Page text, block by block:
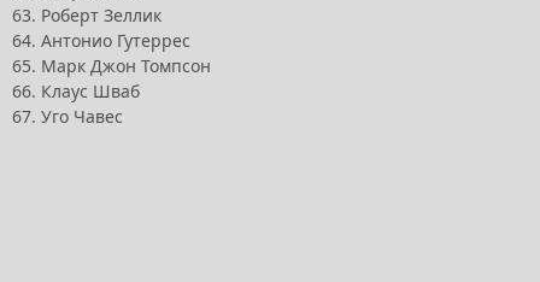
63. Роберт Зеллик
64. Антонио Гутеррес
65. Марк Джон Томпсон
66. Клаус Шваб
67. Уго Чавес